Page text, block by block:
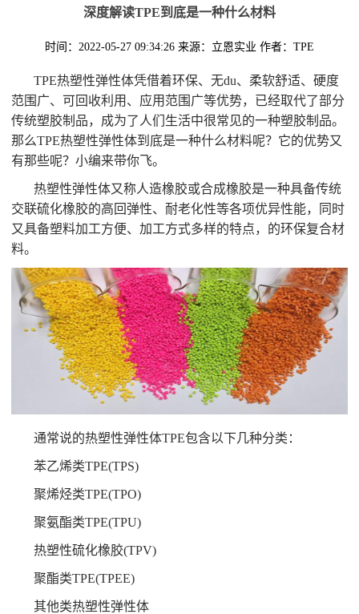
深度解读TPE到底是一种什么材料
时间：2022-05-27 09:34:26 来源：立恩实业 作者：TPE
TPE热塑性弹性体凭借着环保、无du、柔软舒适、硬度
范围广、可回收利用、应用范围广等优势，已经取代了部分
传统塑胶制品，成为了人们生活中很常见的一种塑胶制品。
那么TPE热塑性弹性体到底是一种什么材料呢？它的优势又
有那些呢？小编来带你飞。
热塑性弹性体又称人造橡胶或合成橡胶是一种具备传统
交联硫化橡胶的高回弹性、耐老化性等各项优异性能，同时
又具备塑料加工方便、加工方式多样的特点，的环保复合材
料。
通常说的热塑性弹性体TPE包含以下几种分类：
苯乙烯类TPE(TPS)
聚烯烃类TPE(TPO)
聚氨酯类TPE(TPU)
热塑性硫化橡胶(TPV)
聚酯类TPE(TPEE)
其他类热塑性弹性体